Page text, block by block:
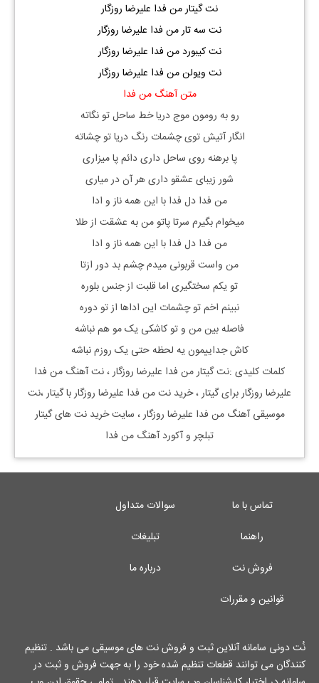
نت گیتار من فدا علیرضا روزگار
نت سه تار من فدا علیرضا روزگار
نت کیبورد من فدا علیرضا روزگار
نت ویولن من فدا علیرضا روزگار
متن آهنگ من فدا
رو به رومون موج دریا خط ساحل تو نگاته
انگار آتیش توی چشمات رنگ دریا تو چشاته
پا برهنه روی ساحل داری دائم پا میزاری
شور زیبای عشقو داری هر آن در میاری
من فدا دل فدا با این همه ناز و ادا
میخوام بگیرم سرتا پاتو من به عشقت از طلا
من فدا دل فدا با این همه ناز و ادا
من واست قربونی میدم چشم بد دور ازتا
تو یکم سختگیری اما قلبت از جنس بلوره
نبینم اخم تو چشمات این اداها از تو دوره
فاصله بین من و تو کاشکی یک مو هم نباشه
کاش جداییمون یه لحظه حتی یک روزم نباشه
کلمات کلیدی :نت گیتار من فدا علیرضا روزگار ، نت آهنگ من فدا
علیرضا روزگار برای گیتار ، خرید نت من فدا علیرضا روزگار با گیتار ،نت
موسیقی آهنگ من فدا علیرضا روزگار ، سایت خرید نت های گیتار
تبلچر و آکورد آهنگ من فدا
تماس با ما
سوالات متداول
راهنما
تبلیغات
فروش نت
درباره ما
قوانین و مقررات
نُت دونی سامانه آنلاین ثبت و فروش نت های موسیقی می باشد . تنظیم
کنندگان می توانند قطعات تنظیم شده خود را به جهت فروش و ثبت در